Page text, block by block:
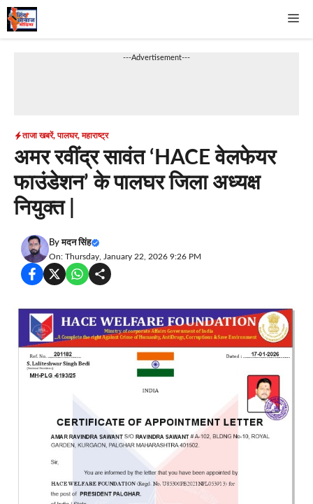
Skip
to
---Advertisement---
ताजा खबरें,पालघर,महाराष्ट्र
अमर रवींद्र सावंत ‘HACE वेलफेयर
फाउंडेशन’ के पालघर जिला अध्यक्ष
नियुक्त |
Byमदन सिंह
On: Thursday, January 22, 2026 9:26 PM